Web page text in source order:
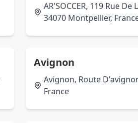
AR'SOCCER, 119 Rue De
34070 Montpellier,
Avignon
Avignon, Route
France